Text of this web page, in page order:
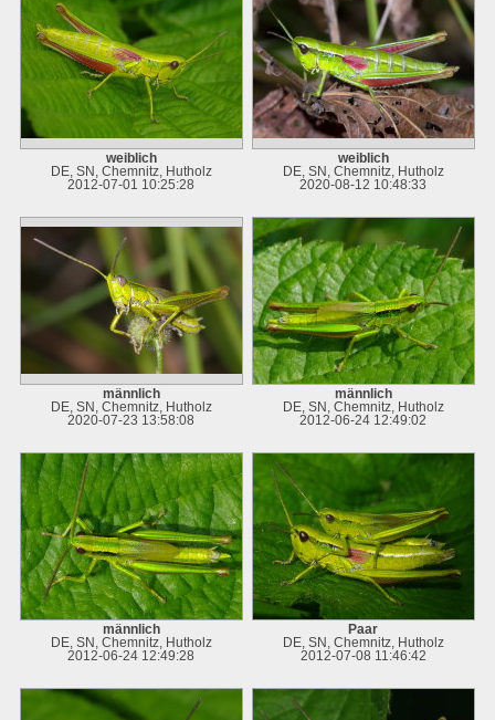
weiblich
DE, SN, Chemnitz, Hutholz
2012-07-01 10:25:28
weiblich
DE, SN, Chemnitz, Hutholz
2020-08-12 10:48:33
männlich
DE, SN, Chemnitz, Hutholz
2020-07-23 13:58:08
männlich
DE, SN, Chemnitz, Hutholz
2012-06-24 12:49:02
männlich
DE, SN, Chemnitz, Hutholz
2012-06-24 12:49:28
Paar
DE, SN, Chemnitz, Hutholz
2012-07-08 11:46:42